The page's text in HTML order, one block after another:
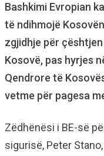
Bashkimi Evropian
të ndihmojë
zgjidhje për
Kosovë, pas hyrjes
Qendrore të
vetme për pagesa
Zëdhënësi i BE-së
sigurisë, Peter